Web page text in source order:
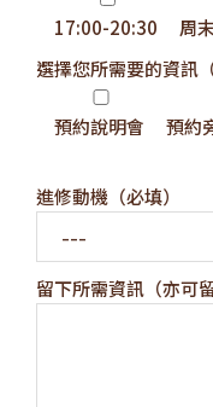
17:00-20:30
周
選擇您所需要的資訊（
預約說明會 預約
進修動機（必填）
留下所需資訊（亦可